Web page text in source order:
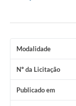
Modalidade
Nº da Licitação
Publicado em